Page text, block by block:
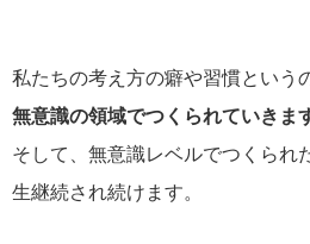
私たちの考え方の癖や習慣という
無意識の領域でつくられていきま
そして、無意識レベルでつくられ
生継続され続けます。